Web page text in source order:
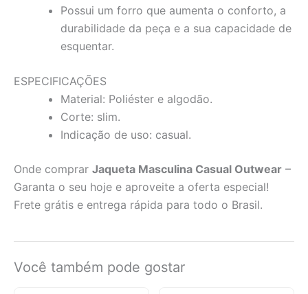
Possui um forro que aumenta o conforto, a
durabilidade da peça e a sua capacidade de
esquentar.
ESPECIFICAÇÕES
Material: Poliéster e algodão.
Corte: slim.
Indicação de uso: casual.
Onde comprar Jaqueta Masculina Casual Outwear –
Garanta o seu hoje e aproveite a oferta especial!
Frete grátis e entrega rápida para todo o Brasil.
Você também pode gostar